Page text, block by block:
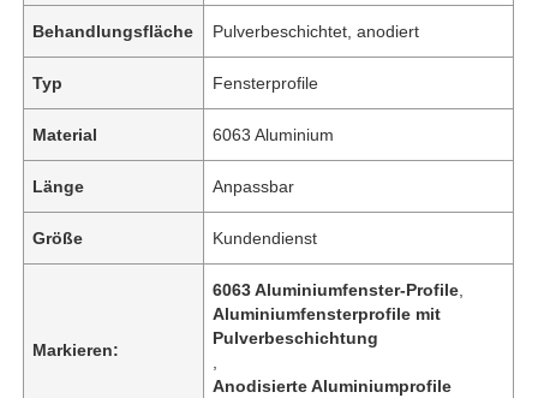
Behandlungsfläche Pulverbeschichtet, anodiert
Typ Fensterprofile
Material 6063 Aluminium
Länge Anpassbar
Größe Kundendienst
Markieren:
6063 Aluminiumfenster-Profile
Aluminiumfensterprofile mit
Pulverbeschichtung
Anodisierte Aluminiumprofile